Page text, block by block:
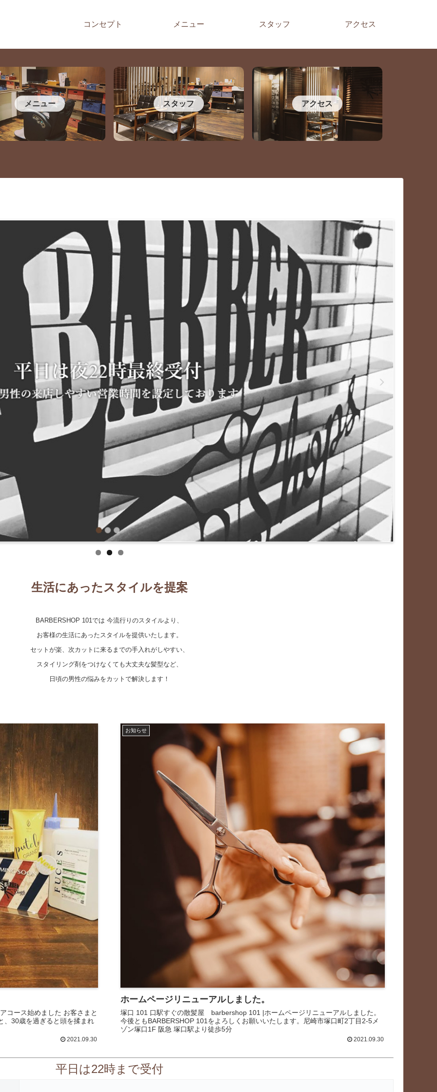
コンセプト メニュー スタッフ アクセス
メニュー スタッフ アクセス
生活にあったスタイルを提案
BARBERSHOP 101では 今流行りのスタイルより、
お客様の生活にあったスタイルを提供いたします。
セットが楽、次カットに来るまでの手入れがしやすい、
スタイリング剤をつけなくても大丈夫な髪型など、
日頃の男性の悩みをカットで解決します！
コース始めました お客さまと
、30歳を過ぎると頭を揉まれ
2021.09.30
お知らせ
ホームページリニューアルしました。
塚口 101 口駅すぐの散髪屋 barbershop 101 |ホームページリニューアルしました。
今後ともBARBERSHOP 101をよろしくお願いいたします。尼崎市塚口町2丁目2-5メ
ゾン塚口1F 阪急 塚口駅より徒歩5分
2021.09.30
平日は22時まで受付